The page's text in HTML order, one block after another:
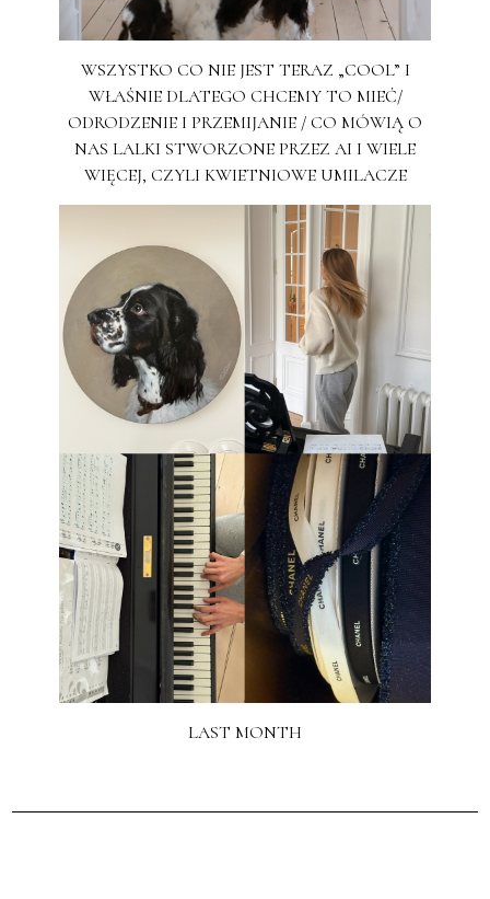
WSZYSTKO CO NIE JEST TERAZ „COOL” I
WŁAŚNIE DLATEGO CHCEMY TO MIEĆ/
ODRODZENIE I PRZEMIJANIE / CO MÓWIĄ O
NAS LALKI STWORZONE PRZEZ AI I WIELE
WIĘCEJ, CZYLI KWIETNIOWE UMILACZE
LAST MONTH